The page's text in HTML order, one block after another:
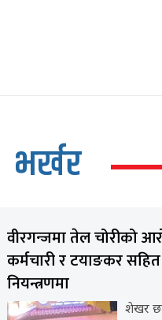
भर्खर
वीरगन्जमा तेल चोरीको
कर्मचारी र टयाङकर सहित
नियन्त्रणमा
शेखर